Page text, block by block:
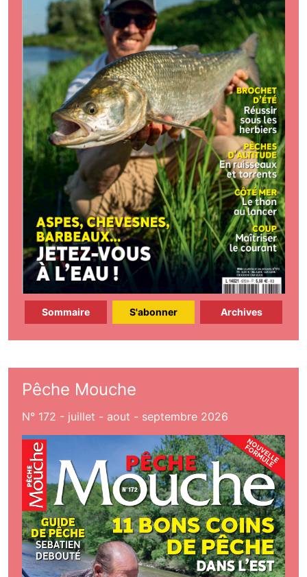
Sommaire S'abonner Archives
Pêche Mouche
N° 172 - juillet - aout - septembre 2026